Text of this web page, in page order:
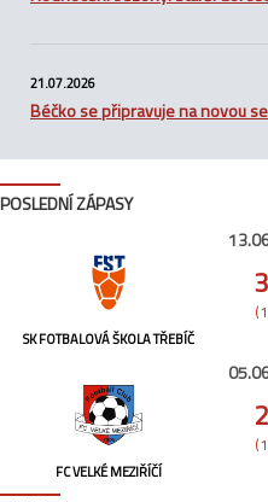
21.07.2026
Béčko se připravuje na novou
POSLEDNÍ ZÁPASY
SK FOTBALOVÁ ŠKOLA TŘEBÍČ
FC VELKÉ MEZIŘÍČÍ